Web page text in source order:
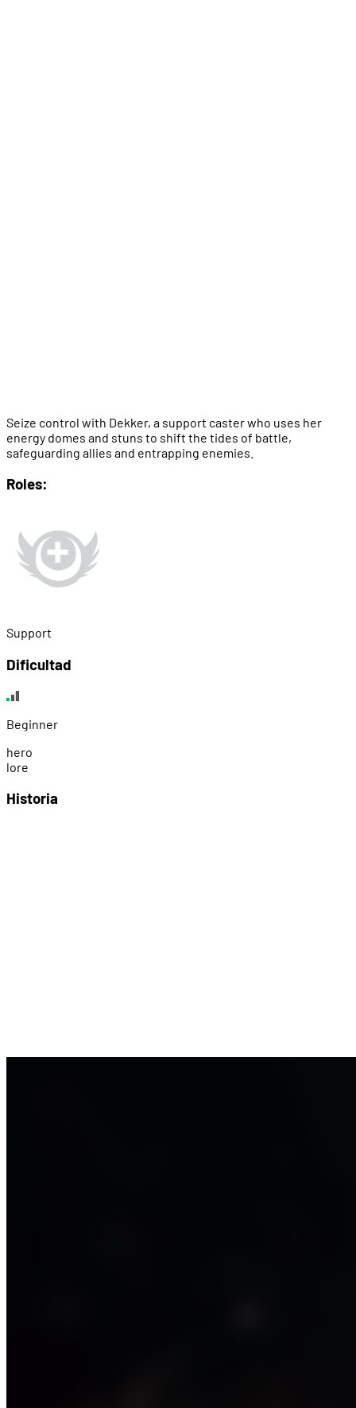
Seize control with Dekker, a support caster who uses her
energy domes and stuns to shift the tides of battle,
safeguarding allies and entrapping enemies.
Roles:
Support
Dificultad
Beginner
hero
lore
Historia